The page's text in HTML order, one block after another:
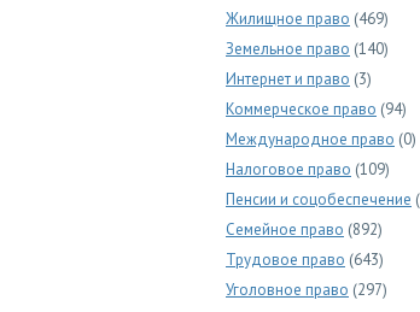
Жилищное право (469)
Земельное право (140)
Интернет и право (3)
Коммерческое право (94)
Международное право (0)
Налоговое право (109)
Пенсии и соцобеспечение
Семейное право (892)
Трудовое право (643)
Уголовное право (297)